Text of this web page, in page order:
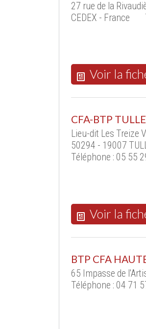
27 rue de la
CEDEX - France
Voir la
CFA-BTP TULLE
Lieu-dit Les Treize
50294 - 19007
Téléphone : 05 55
Voir la
BTP CFA
65 Impasse de
Téléphone : 04 71